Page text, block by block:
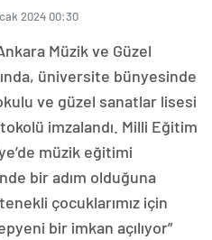
2024 00:30
Müzik ve Güzel
üniversite bünyesinde
ve güzel sanatlar lisesi
imzalandı. Milli Eğitim
müzik eğitimi
bir adım olduğuna
çocuklarımız için
bir imkan açılıyor”